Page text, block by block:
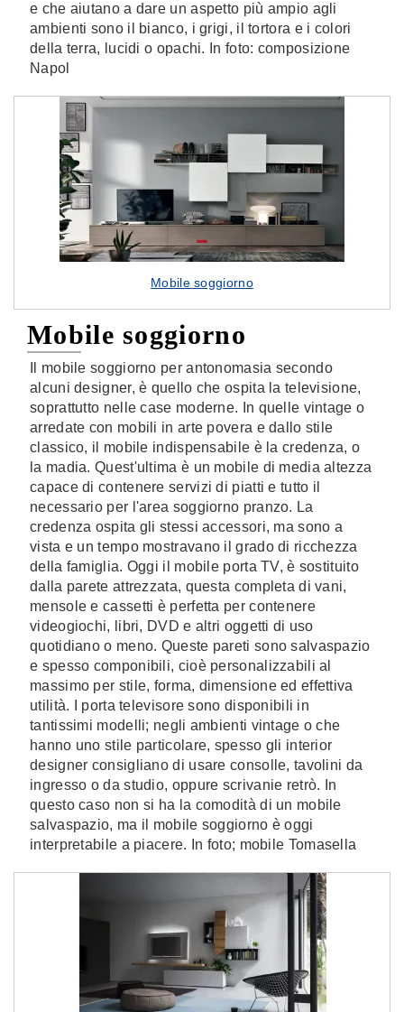
e che aiutano a dare un aspetto più ampio agli
ambienti sono il bianco, i grigi, il tortora e i colori
della terra, lucidi o opachi. In foto: composizione
Napol
Mobile soggiorno
Mobile soggiorno
Il mobile soggiorno per antonomasia secondo
alcuni designer, è quello che ospita la televisione,
soprattutto nelle case moderne. In quelle vintage o
arredate con mobili in arte povera e dallo stile
classico, il mobile indispensabile è la credenza, o
la madia. Quest'ultima è un mobile di media altezza
capace di contenere servizi di piatti e tutto il
necessario per l'area soggiorno pranzo. La
credenza ospita gli stessi accessori, ma sono a
vista e un tempo mostravano il grado di ricchezza
della famiglia. Oggi il mobile porta TV, è sostituito
dalla parete attrezzata, questa completa di vani,
mensole e cassetti è perfetta per contenere
videogiochi, libri, DVD e altri oggetti di uso
quotidiano o meno. Queste pareti sono salvaspazio
e spesso componibili, cioè personalizzabili al
massimo per stile, forma, dimensione ed effettiva
utilità. I porta televisore sono disponibili in
tantissimi modelli; negli ambienti vintage o che
hanno uno stile particolare, spesso gli interior
designer consigliano di usare consolle, tavolini da
ingresso o da studio, oppure scrivanie retrò. In
questo caso non si ha la comodità di un mobile
salvaspazio, ma il mobile soggiorno è oggi
interpretabile a piacere. In foto; mobile Tomasella